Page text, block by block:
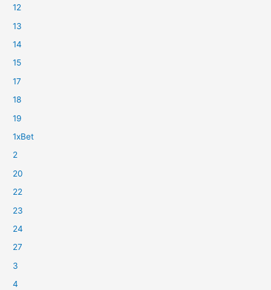
12
13
14
15
17
18
19
1xBet
2
20
22
23
24
27
3
4